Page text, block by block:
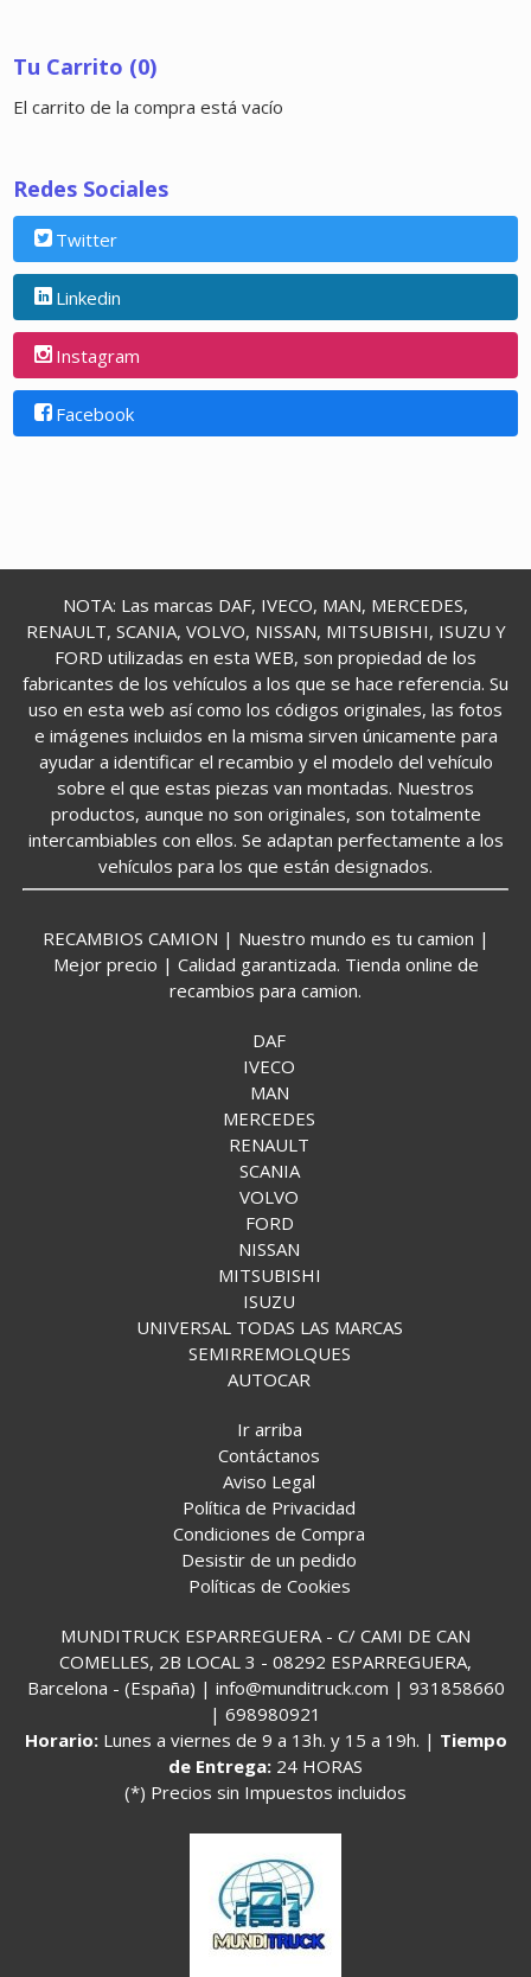
Tu Carrito (0)
El carrito de la compra está vacío
Redes Sociales
Twitter
Linkedin
Instagram
Facebook
NOTA: Las marcas DAF, IVECO, MAN, MERCEDES,
RENAULT, SCANIA, VOLVO, NISSAN, MITSUBISHI, ISUZU Y
FORD utilizadas en esta WEB, son propiedad de los
fabricantes de los vehículos a los que se hace referencia. Su
uso en esta web así como los códigos originales, las fotos
e imágenes incluidos en la misma sirven únicamente para
ayudar a identificar el recambio y el modelo del vehículo
sobre el que estas piezas van montadas. Nuestros
productos, aunque no son originales, son totalmente
intercambiables con ellos. Se adaptan perfectamente a los
vehículos para los que están designados.
RECAMBIOS CAMION | Nuestro mundo es tu camion |
Mejor precio | Calidad garantizada. Tienda online de
recambios para camion.
DAF
IVECO
MAN
MERCEDES
RENAULT
SCANIA
VOLVO
FORD
NISSAN
MITSUBISHI
ISUZU
UNIVERSAL TODAS LAS MARCAS
SEMIRREMOLQUES
AUTOCAR
Ir arriba
Contáctanos
Aviso Legal
Política de Privacidad
Condiciones de Compra
Desistir de un pedido
Políticas de Cookies
MUNDITRUCK ESPARREGUERA - C/ CAMI DE CAN
COMELLES, 2B LOCAL 3 - 08292 ESPARREGUERA,
Barcelona - (España) | info@munditruck.com | 931858660
| 698980921
Horario: Lunes a viernes de 9 a 13h. y 15 a 19h. | Tiempo
de Entrega: 24 HORAS
(*) Precios sin Impuestos incluidos